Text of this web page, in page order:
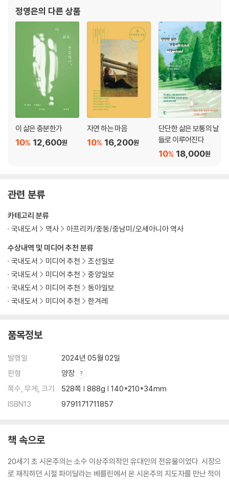
자유 팔레스타인은 가능할까 350│3인방의 죽음 368│흩어진 마음 374
│라헬, 내 민족을 사랑하는 384│다시 만납시다 387
마치는 글: 끝나지 않은 봉기 392
감사의 말 426
참고문헌 506
찾아보기 518
정영은의 다른 상품
이 삶은 충분한가
12,600원
10%
자연 하는 마음
16,200원
10%
단단한 삶은 보통의 날
들로 이루어진다
18,000원
10%
관련 분류
수상내역 및 미디어 추천 분류
국내도서
미디어 추천
조선일보
국내도서
미디어 추천
중앙일보
국내도서
미디어 추천
동아일보
국내도서
미디어 추천 한겨레
카테고리 분류
국내도서
역사 아프리카/중동/중남미/오세아니아 역사
품목정보
발행일
2024년 05월 02일
판형
양장
쪽수, 무게, 크기
528쪽 | 888g | 140*210*34mm
ISBN13
9791171711857
책 속으로
20세기 초 시온주의는 소수 이상주의적인 유대인의 전유물이었다. 시장으
로 재직하던 시절 파이달라는 베를린에서 온 시온주의 지도자를 만난 적이